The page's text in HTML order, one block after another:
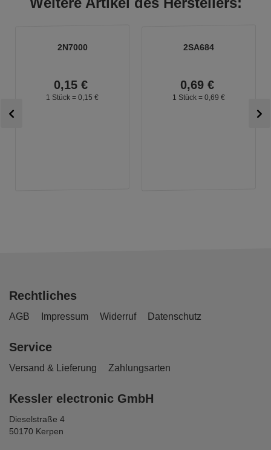
2N7000
0,15 €
1 Stück = 0, 15 €
2SA684
0,69 €
1 Stück = 0, 69 €
Rechtliches
AGB Impressum Widerruf Datenschutz
Service
Versand & Lieferung Zahlungsarten
Kessler electronic GmbH
Dieselstraße 4
50170 Kerpen